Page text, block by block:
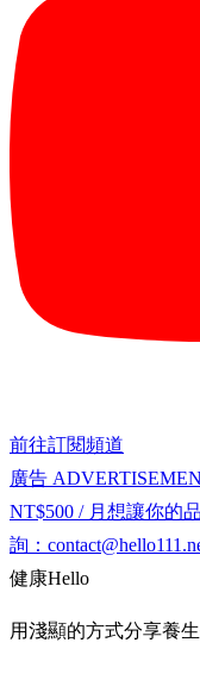
前往訂閱頻道
廣告
NT$500 / 月 想讓你的
詢：
健康Hello
用淺顯的方式分享養